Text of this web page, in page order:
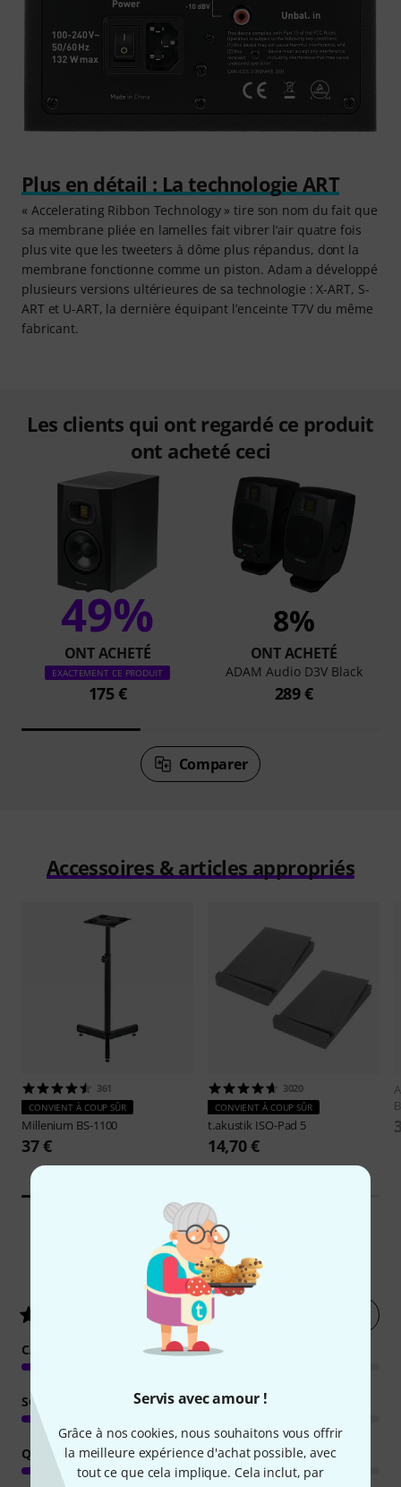
Servis avec amour !
Grâce à nos cookies, nous souhaitons vous offrir
la meilleure expérience d'achat possible, avec
tout ce que cela implique. Cela inclut, par
Plus en détail : La technologie ART
« Accelerating Ribbon Technology » tire son nom du fait que
sa membrane pliée en lamelles fait vibrer l’air quatre fois
plus vite que les tweeters à dôme plus répandus, dont la
membrane fonctionne comme un piston. Adam a développé
plusieurs versions ultérieures de sa technologie : X-ART, S-
ART et U-ART, la dernière équipant l’enceinte T7V du même
fabricant.
Les clients qui ont regardé ce produit
ont acheté ceci
49%
ONT ACHETÉ
EXACTEMENT CE PRODUIT
175 €
8%
ONT ACHETÉ
ADAM Audio D3V Black
289 €
Comparer
Accessoires & articles appropriés
361
CONVIENT À COUP SÛR
Millenium BS-1100
37 €
3020
CONVIENT À COUP SÛR
t.akustik ISO-Pad 5
14,70 €
Évaluations des clients
4.8
CARACTÉRISTIQUES
SON
QUALITÉ DE FABRICATION